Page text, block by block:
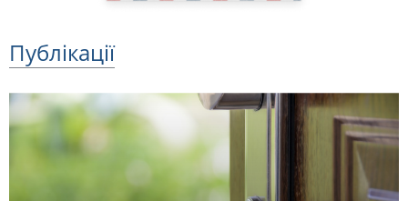
Публікації